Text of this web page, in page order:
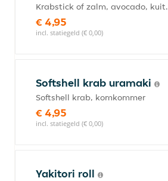
Krabstick of zalm, avocado, kuit.
€ 4,95
incl. statiegeld (€ 0,00)
Softshell krab uramaki
Softshell krab, komkommer
€ 4,95
incl. statiegeld (€ 0,00)
Yakitori roll